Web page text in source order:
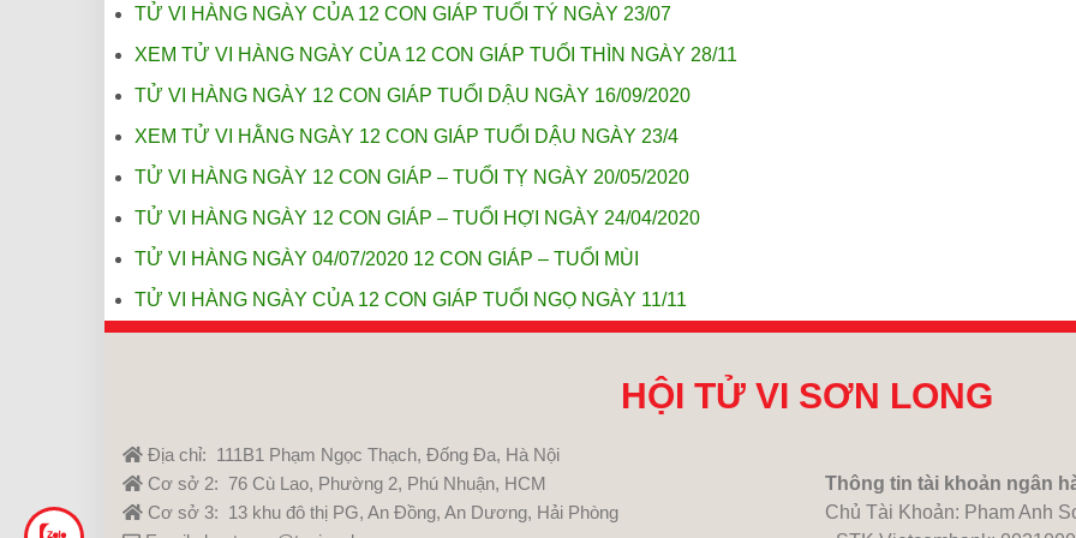
TỬ VI HÀNG NGÀY CỦA 12 CON GIÁP TUỔI TÝ NGÀY 23/07
XEM TỬ VI HÀNG NGÀY CỦA 12 CON GIÁP TUỔI THÌN NGÀY 28/11
TỬ VI HÀNG NGÀY 12 CON GIÁP TUỔI DẬU NGÀY 16/09/2020
XEM TỬ VI HẰNG NGÀY 12 CON GIÁP TUỔI DẬU NGÀY 23/4
TỬ VI HÀNG NGÀY 12 CON GIÁP – TUỔI TỴ NGÀY 20/05/2020
TỬ VI HÀNG NGÀY 12 CON GIÁP – TUỔI HỢI NGÀY 24/04/2020
TỬ VI HÀNG NGÀY 04/07/2020 12 CON GIÁP – TUỔI MÙI
TỬ VI HÀNG NGÀY CỦA 12 CON GIÁP TUỔI NGỌ NGÀY 11/11
HỘI TỬ VI SƠN LONG
Địa chỉ: 111B1 Phạm Ngọc Thạch, Đống Đa, Hà Nội
Cơ sở 2: 76 Cù Lao, Phường 2, Phú Nhuận, HCM
Cơ sở 3: 13 khu đô thị PG, An Đồng, An Dương, Hải Phòng
Thông tin tài khoản ngân
Chủ Tài Khoản: Pham Anh